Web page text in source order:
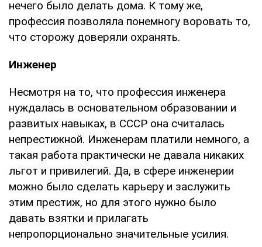
нечего было делать дома. К тому же,
профессия позволяла понемногу воровать то,
что сторожу доверяли охранять.
Инженер
Несмотря на то, что профессия инженера
нуждалась в основательном образовании и
развитых навыках, в СССР она считалась
непрестижной. Инженерам платили немного, а
такая работа практически не давала никаких
льгот и привилегий. Да, в сфере инженерии
можно было сделать карьеру и заслужить
этим престиж, но для этого нужно было
давать взятки и прилагать
непропорционально значительные усилия.